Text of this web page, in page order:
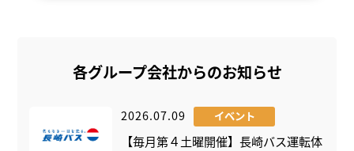
各グループ会社からのお知らせ
2026.07.09 イベント
【毎月第４土曜開催】長崎バス運転体